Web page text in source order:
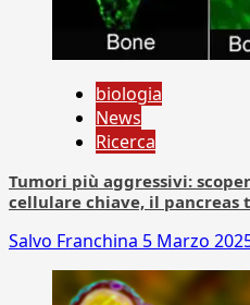
biologia
News
Ricerca
Tumori più aggressivi:
cellulare chiave, il pancreas
Salvo Franchina 5 Marzo